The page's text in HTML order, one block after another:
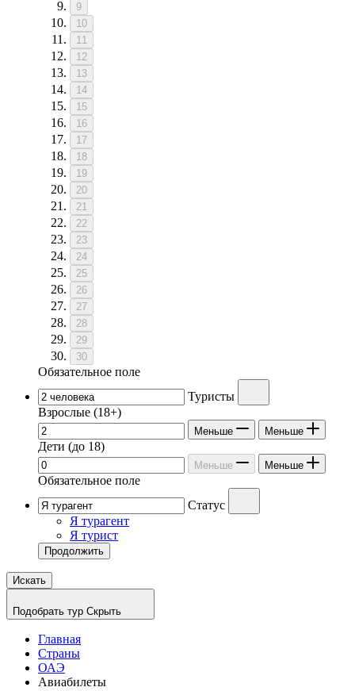
9
10
11
12
13
14
15
16
17
18
19
20
21
22
23
24
25
26
27
28
29
30
Обязательное поле
Туристы
Взрослые (18+)
Меньше Меньше
Дети (до 18)
Меньше Меньше
Обязательное поле
Статус
Я турагент
Я турист
Продолжить
Искать
Подобрать тур Скрыть
Главная
Страны
ОАЭ
Авиабилеты